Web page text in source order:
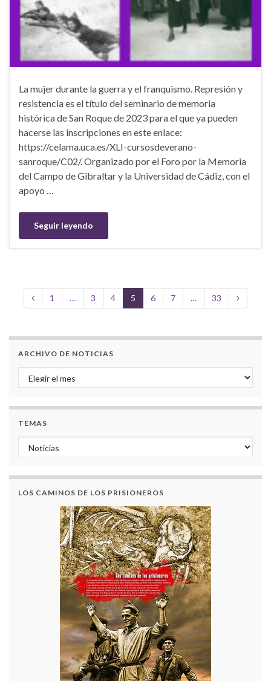
La mujer durante la guerra y el franquismo. Represión y
resistencia es el título del seminario de memoria
histórica de San Roque de 2023 para el que ya pueden
hacerse las inscripciones en este enlace:
https://celama.uca.es/XLI-cursosdeverano-
sanroque/C02/. Organizado por el Foro por la Memoria
del Campo de Gibraltar y la Universidad de Cádiz, con el
apoyo …
Seguir leyendo
1 … 3 4 5 6 7 … 33
ARCHIVO DE NOTICIAS
Archivo de noticias
TEMAS
Temas
LOS CAMINOS DE LOS PRISIONEROS